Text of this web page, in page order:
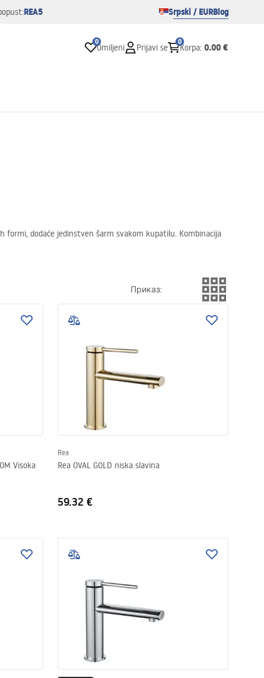
REA5 Srpski / EURBlog
0
Omiljeni Prijavi se
0
Korpa: 0.00 €
formi, dodaće jedinstven šarm svakom kupatilu. Kombinacija
Приказ:
Visoka
Rea
Rea OVAL GOLD niska slavina
59.32 €